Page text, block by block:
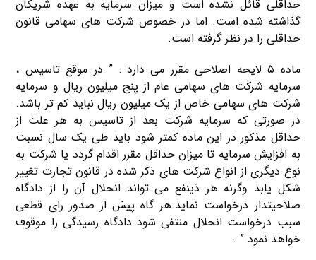
حداقلی قائل نشده است و میزان سرمایه به عهده شریکان
گذاشته شده است. اما در خصوص شرکت های سهامی قانون
حداقلی را در نظر گرفته است.
ماده ۵ لایحه اصلاحی مقرر می دارد : ” در موقع تاسیس ،
سرمایه شرکت های سهامی عام از پنج میلیون ریال و سرمایه
شرکت های سهامی خاص از یک میلیون ریال نباید کم تر باشد.
در صورتی که سرمایه شرکت بعد از تاسیس به هر علت از
حداقل مذکور در این ماده کمتر شود باید طی یک سال نسبت
به افزایش سرمایه تا میزان حداقل مقرر اقدام گردد یا شرکت به
نوع دیگری از انواع شرکت های ذکر شده در قانون تجارت تغییر
شکل یابد وگرنه هر ذینفع می تواند انحلال آن را از دادگاه
صلاحیتدار درخواست نماید.هر گاه پیش از صدور رای قطعی
سبب درخواست انحلال منتفی شود دادگاه رسیدگی را موقوف
خواهد نمود ” .